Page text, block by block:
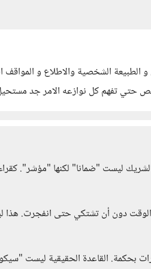
الشخصية والاطلاع و المواقف
حتي تفهم كل نوازعه الامر جد
ليست "ضمانا" لكنها "مؤشر".
ربما كانت تتنازل طوال الوقت دون أن تشتكي حتى انفجرت.
بحكمة. القاعدة الحقيقية ليست